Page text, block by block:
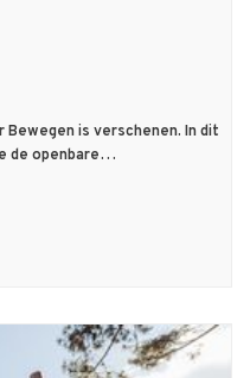
is verschenen. In dit
de openbare…